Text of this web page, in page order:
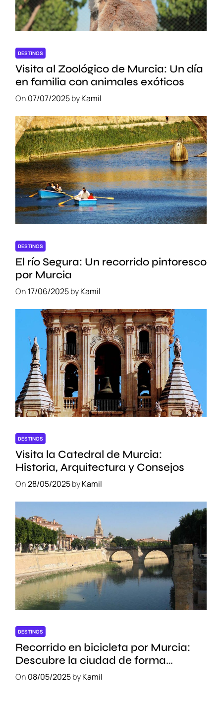
DESTINOS
Visita al Zoológico de Murcia: Un día
en familia con animales exóticos
On 07/07/2025byKamil
DESTINOS
El río Segura: Un recorrido pintoresco
por Murcia
On 17/06/2025byKamil
DESTINOS
Visita la Catedral de Murcia:
Historia, Arquitectura y Consejos
On28/05/2025byKamil
DESTINOS
Recorrido en bicicleta por Murcia:
Descubre la ciudad de forma
sostenible
On 08/05/2025byKamil